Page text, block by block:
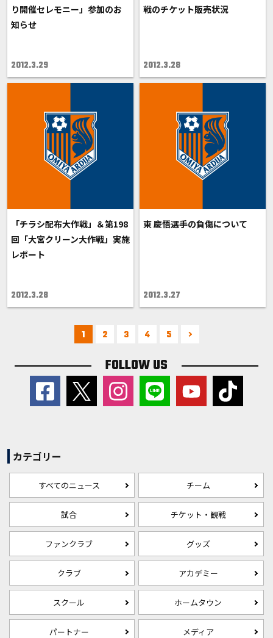
り開催セレモニー」参加のお
知らせ
2012.3.29
戦のチケット販売状況
2012.3.28
「チラシ配布大作戦」＆第198
回「大宮クリーン大作戦」実施
レポート
2012.3.28
東 慶悟選手の負傷について
2012.3.27
1 2 3 4 5
FOLLOW US
カテゴリー
すべてのニュース チーム
試合 チケット・観戦
ファンクラブ グッズ
クラブ アカデミー
スクール ホームタウン
パートナー メディア